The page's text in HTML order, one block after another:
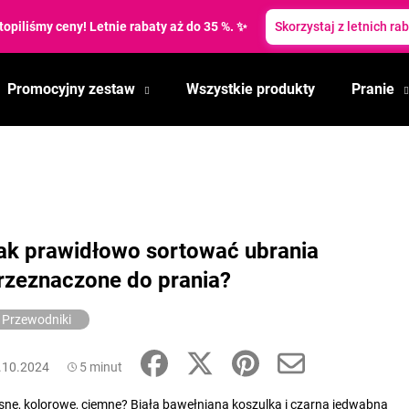
ceny! Letnie rabaty aż do 35 %. ✨ Skorzystaj z letnich
Promocyjny zestaw Wszystkie produkty Pranie
prawidłowo sortować ubrania
do prania?
Przewodniki
5 minut
kolorowe, ciemne? Biała bawełniana koszulka i czarna jedwabna
Czego szukasz?
Polecamy